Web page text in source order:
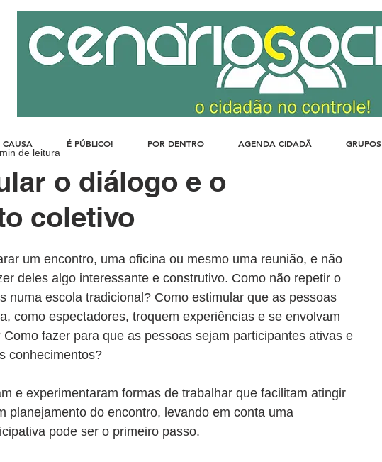
o diálogo e o
coletivo
de leitura
um encontro, uma oficina ou mesmo uma reunião, e não
deles algo interessante e construtivo. Como não repetir o
numa escola tradicional? Como estimular que as pessoas
como espectadores, troquem experiências e se envolvam
fazer para que as pessoas sejam participantes ativas e
conhecimentos?
e experimentaram formas de trabalhar que facilitam atingir
planejamento do encontro, levando em conta uma
pode ser o primeiro passo.
É PÚBLICO! POR DENTRO AGENDA CIDADÃ GRUPOS